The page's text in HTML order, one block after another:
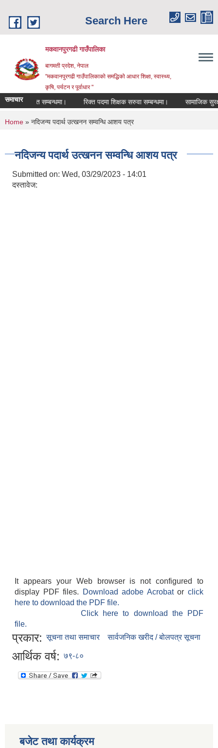
Search Here
मकवानपुरगढी गाउँपालिका
बागमती प्रदेश, नेपाल
"मकवानपुरगढी गाउँपालिकाको समद्धिको आधार शिक्षा, स्‍वास्‍थ्‍य,
कृषि, पर्यटन र पूर्वाधार "
समाचारसम्बन्धमा। रिक्त पदमा शिक्षक सरुवा सम्बन्धमा। सामाजिक सुरक्षा
You are here
Home » नदिजन्य पदार्थ उत्खनन सम्वन्धि आशय पत्र
नदिजन्य पदार्थ उत्खनन सम्वन्धि आशय पत्र
Submitted on: Wed, 03/29/2023 - 14:01
दस्तावेज:
It appears your Web browser is not configured to
display PDF files.
Download adobe Acrobatorclick
here to download the PDF file.
Click here to download the PDF
file.
प्रकार: सूचना तथा समाचार सार्वजनिक खरीद / बोलपत्र सूचना
आर्थिक वर्ष: ७९-८०
बजेट तथा कार्यक्रम